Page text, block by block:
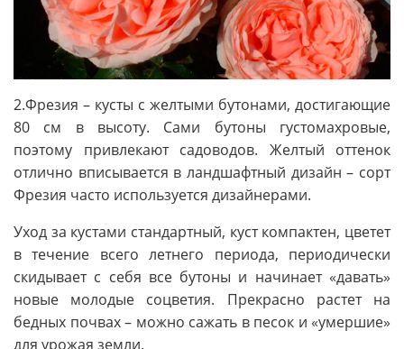
2.Фрезия – кусты с желтыми бутонами, достигающие
80 см в высоту. Сами бутоны густомахровые,
поэтому привлекают садоводов. Желтый оттенок
отлично вписывается в ландшафтный дизайн – сорт
Фрезия часто используется дизайнерами.
Уход за кустами стандартный, куст компактен, цветет
в течение всего летнего периода, периодически
скидывает с себя все бутоны и начинает «давать»
новые молодые соцветия. Прекрасно растет на
бедных почвах – можно сажать в песок и «умершие»
для урожая земли.